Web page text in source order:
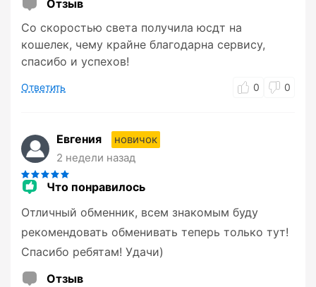
Отзыв
Со скоростью света получила юсдт на
кошелек, чему крайне благодарна сервису,
спасибо и успехов!
Ответить 0 0
Евгения
новичок
2 недели назад
Что понравилось
Отличный обменник, всем знакомым буду
рекомендовать обменивать теперь только тут!
Спасибо ребятам! Удачи)
Отзыв